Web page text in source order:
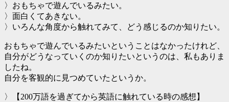
〉おもちゃで遊んでいるみたい。
〉面白くてあきない。
〉いろんな角度から触れてみて、どう感じるのか知りたい。
おもちゃで遊んでいるみたいということはなかったけれど、
自分がどうなっていくのか知りたいというのは、私もありま
したね。
自分を客観的に見つめていたというか。
〉【200万語を過ぎてから英語に触れている時の感想】